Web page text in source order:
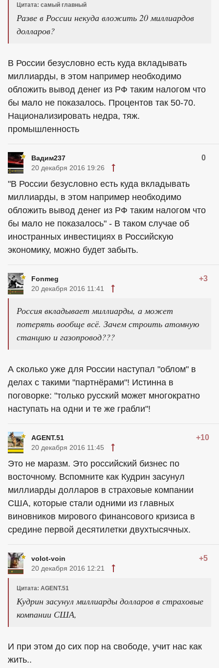
Цитата: самый главный
Разве в России некуда вложить 20 миллиардов
долларов?
В России безусловно есть куда вкладывать
миллиарды, в этом например необходимо
обложить вывод денег из РФ таким налогом что
бы мало не показалось. Процентов так 50-70.
Национализировать недра, тяж.
промышленность
Вадим237 0
20 декабря 2016 19:26
"В России безусловно есть куда вкладывать
миллиарды, в этом например необходимо
обложить вывод денег из РФ таким налогом что
бы мало не показалось" - В таком случае об
иностранных инвестициях в Российскую
экономику, можно будет забыть.
Fonmeg +3
20 декабря 2016 11:41
Россия вкладывает миллиарды, а может
потерять вообще всё. Зачем строить атомную
станцию и газопровод???
А сколько уже для России наступал "облом" в
делах с такими "партнёрами"! Истинна в
поговорке: "только русский может многократно
наступать на одни и те же грабли"!
AGENT.51 +10
20 декабря 2016 11:45
Это не маразм. Это российский бизнес по
восточному. Вспомните как Кудрин засунул
миллиарды долларов в страховые компании
США, которые стали одними из главных
виновников мирового финансового кризиса в
средине первой десятилетки двухтысячных.
volot-voin +5
20 декабря 2016 12:21
Цитата: AGENT.51
Кудрин засунул миллиарды долларов в страховые
компании США,
И при этом до сих пор на свободе, учит нас как
жить..